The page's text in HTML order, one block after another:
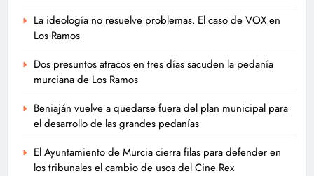
La ideología no resuelve problemas. El caso de VOX en
Los Ramos
Dos presuntos atracos en tres días sacuden la pedanía
murciana de Los Ramos
Beniaján vuelve a quedarse fuera del plan municipal para
el desarrollo de las grandes pedanías
El Ayuntamiento de Murcia cierra filas para defender en
los tribunales el cambio de usos del Cine Rex